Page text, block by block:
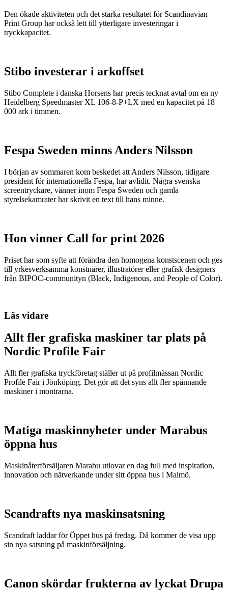
Den ökade aktiviteten och det starka resultatet för Scandinavian
Print Group har också lett till ytterligare investeringar i
tryckkapacitet.
Stibo investerar i arkoffset
Stibo Complete i danska Horsens har precis tecknat avtal om en ny
Heidelberg Speedmaster XL 106-8-P+LX med en kapacitet på 18
000 ark i timmen.
Fespa Sweden minns Anders Nilsson
I början av sommaren kom beskedet att Anders Nilsson, tidigare
president för internationella Fespa, har avlidit. Några svenska
screentryckare, vänner inom Fespa Sweden och gamla
styrelsekamrater har skrivit en text till hans minne.
Hon vinner Call for print 2026
Priset har som syfte att förändra den homogena konstscenen och ges
till yrkesverksamma konstnärer, illustratörer eller grafisk designers
från BIPOC-communityn (Black, Indigenous, and People of Color).
Läs vidare
Allt fler grafiska maskiner tar plats på
Nordic Profile Fair
Allt fler grafiska tryckföretag ställer ut på profilmässan Nordic
Profile Fair i Jönköping. Det gör att det syns allt fler spännande
maskiner i montrarna.
Matiga maskinnyheter under Marabus
öppna hus
Maskinåterförsäljaren Marabu utlovar en dag full med inspiration,
innovation och nätverkande under sitt öppna hus i Malmö.
Scandrafts nya maskinsatsning
Scandraft laddar för Öppet hus på fredag. Då kommer de visa upp
sin nya satsning på maskinförsäljning.
Canon skördar frukterna av lyckat Drupa